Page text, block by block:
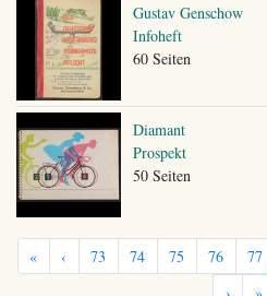
Gustav Genschow
Infoheft
60 Seiten
Diamant
Prospekt
50 Seiten
« ‹ 73 74 75 76 77
›
»